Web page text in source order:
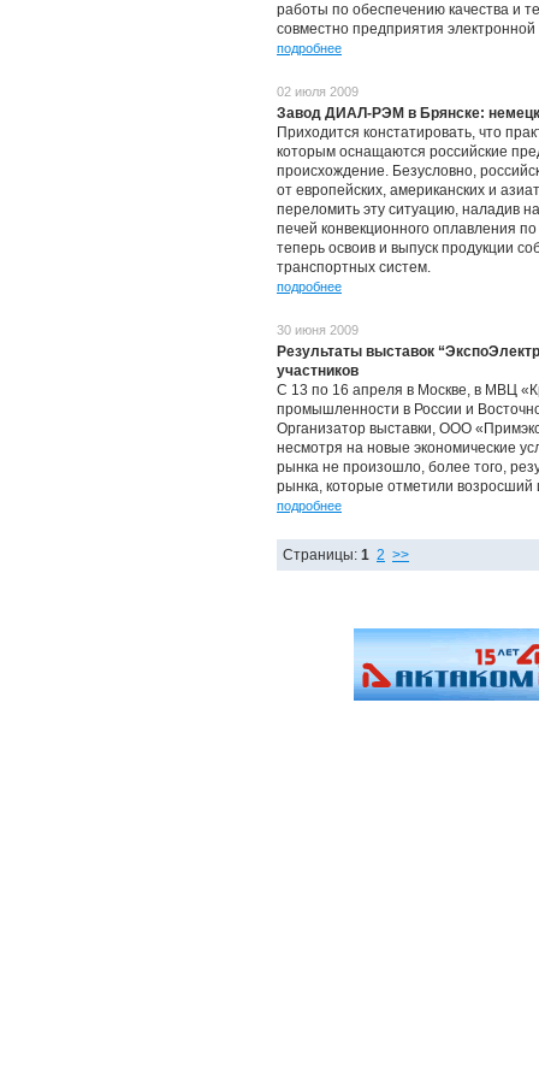
работы по обеспечению качества и
совместно предприятия
подробнее
02 июля 2009
Завод ДИАЛ-РЭМ в Брянске:
Приходится констатировать, что
которым оснащаются российские
происхождение. Безусловно,
от европейских, американских и
переломить эту ситуацию, наладив
печей конвекционного оплавления
теперь освоив и выпуск продукции
транспортных систем.
подробнее
30 июня 2009
Результаты выставок
участников
С 13 по 16 апреля в Москве, в МВЦ
промышленности в России и
Организатор выставки, ООО
несмотря на новые экономические
рынка не произошло, более того,
рынка, которые отметили возросший
подробнее
Страницы: 1 2 >>